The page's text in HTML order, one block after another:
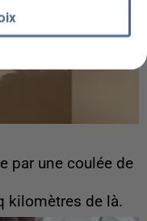
par une coulée de
kilomètres de là.